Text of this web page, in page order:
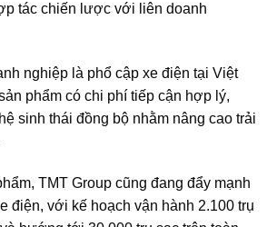
tác chiến lược với liên doanh
nghiệp là phổ cập xe điện tại Việt
phẩm có chi phí tiếp cận hợp lý,
sinh thái đồng bộ nhằm nâng cao trải
TMT Group cũng đang đẩy mạnh
điện, với kế hoạch vận hành 2.100 trụ